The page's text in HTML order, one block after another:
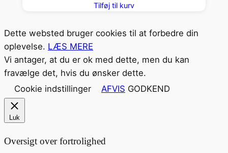
Tilføj til kurv
Dette websted bruger cookies til at forbedre din
oplevelse. LÆS MERE
Vi antager, at du er ok med dette, men du kan
fravælge det, hvis du ønsker dette.
Cookie indstillinger
AFVIS GODKEND
Luk
Oversigt over fortrolighed